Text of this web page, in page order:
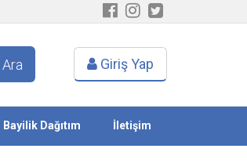
Ara Giriş Yap
Bayilik Dağıtım İletişim